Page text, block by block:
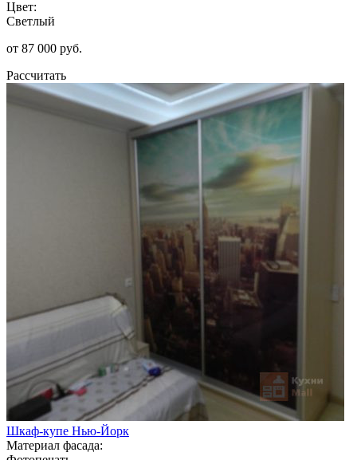
Цвет:
Светлый
от 87 000 руб.
Рассчитать
Шкаф-купе Нью-Йорк
Материал фасада: